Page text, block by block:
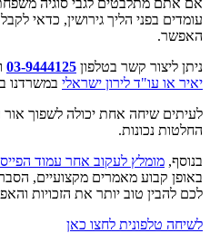
עומדים בפני הליך גירושין, כדאי
האפשר.
ניתן ליצור קשר בטלפון 03-9444125
יאיר או עו"ד לירון ישראלי במשרדנו
לעיתים שיחה אחת יכולה לשפוך
החלטות נכונות.
בנוסף, מומלץ לעקוב אחר עמוד
באופן קבוע מאמרים מקצועיים,
לכם להבין טוב יותר את הזכויות
לשיחה טלפונית לחצו כאן